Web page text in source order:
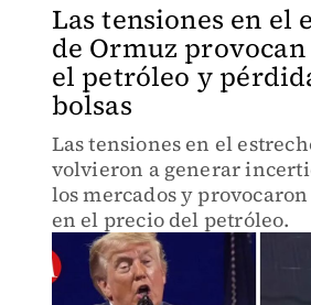
Las tensiones en el
de Ormuz provocan
el petróleo y
bolsas
Las tensiones en el
volvieron a generar
los mercados y
en el precio del petróleo.